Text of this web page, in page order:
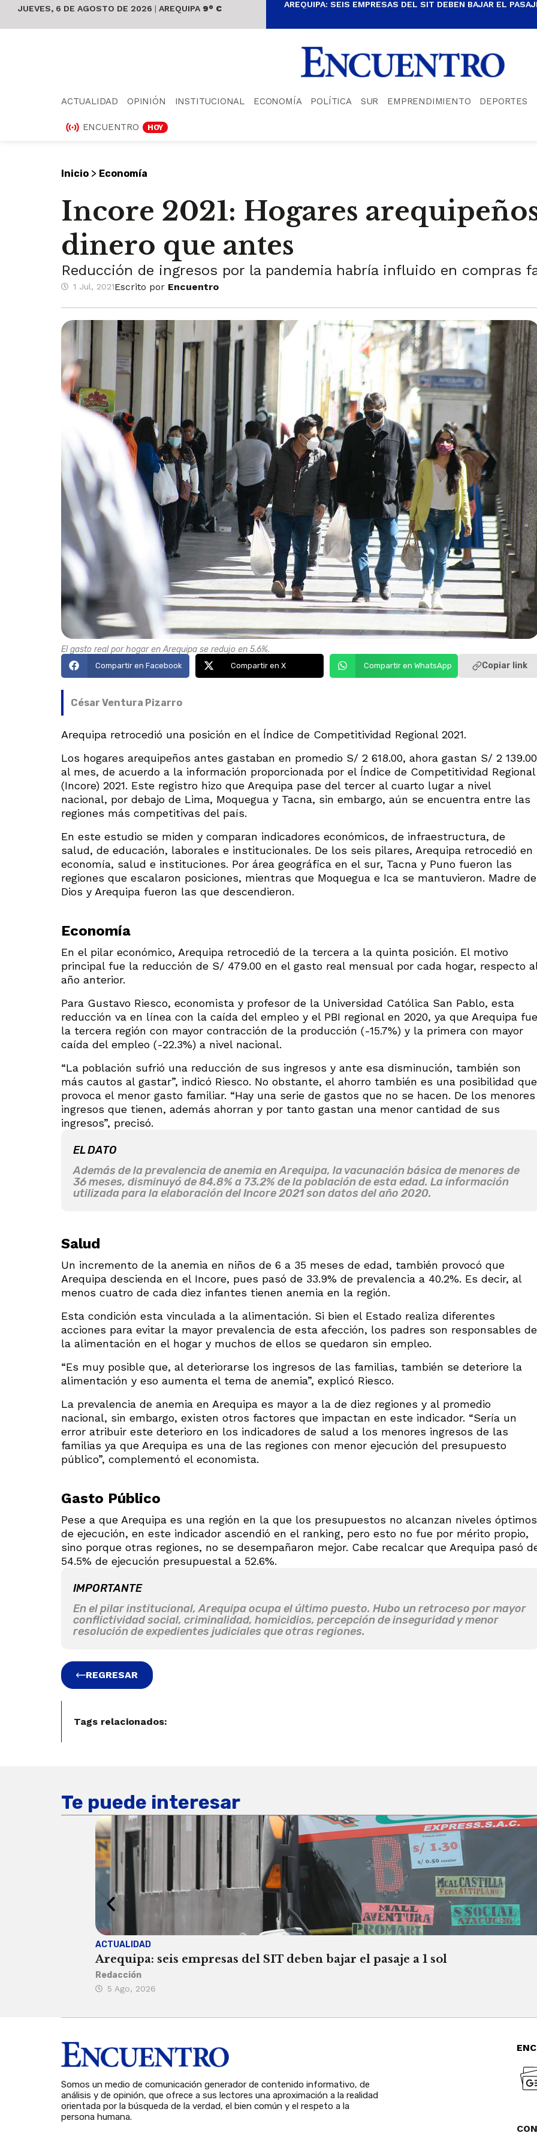
JUEVES, 6 DE AGOSTO DE 2026 | AREQUIPA 9° C AREQUIPA: SEIS EMPRESAS DEL SIT DEBEN BAJAR EL
ACTUALIDAD OPINIÓN INSTITUCIONAL ECONOMÍA POLÍTICA SUR EMPRENDIMIENTO DEPORTES
ENCUENTRO HOY
Inicio > Economía
Incore 2021: Hogares
dinero que antes
Reducción de ingresos por la pandemia habría influido en compras
1 Jul, 2021Escrito por Encuentro
El gasto real por hogar en Arequipa se redujo en 5.6%.
Compartir en Facebook Compartir en X Compartir en WhatsApp Copiar link
César Ventura Pizarro
Arequipa retrocedió una posición en el Índice de Competitividad Regional 2021.
Los hogares arequipeños antes gastaban en promedio S/ 2 618.00, ahora gastan S/ 2 139.00
al mes, de acuerdo a la información proporcionada por el Índice de Competitividad Regional
(Incore) 2021. Este registro hizo que Arequipa pase del tercer al cuarto lugar a nivel
nacional, por debajo de Lima, Moquegua y Tacna, sin embargo, aún se encuentra entre las
regiones más competitivas del país.
En este estudio se miden y comparan indicadores económicos, de infraestructura, de
salud, de educación, laborales e institucionales. De los seis pilares, Arequipa retrocedió en
economía, salud e instituciones. Por área geográfica en el sur, Tacna y Puno fueron las
regiones que escalaron posiciones, mientras que Moquegua e Ica se mantuvieron. Madre de
Dios y Arequipa fueron las que descendieron.
Economía
En el pilar económico, Arequipa retrocedió de la tercera a la quinta posición. El motivo
principal fue la reducción de S/ 479.00 en el gasto real mensual por cada hogar, respecto
año anterior.
Para Gustavo Riesco, economista y profesor de la Universidad Católica San Pablo, esta
reducción va en línea con la caída del empleo y el PBI regional en 2020, ya que Arequipa fue
la tercera región con mayor contracción de la producción (-15.7%) y la primera con mayor
caída del empleo (-22.3%) a nivel nacional.
“La población sufrió una reducción de sus ingresos y ante esa disminución, también son
más cautos al gastar”, indicó Riesco. No obstante, el ahorro también es una posibilidad que
provoca el menor gasto familiar. “Hay una serie de gastos que no se hacen. De los menores
ingresos que tienen, además ahorran y por tanto gastan una menor cantidad de sus
ingresos”, precisó.
EL DATO
Además de la prevalencia de anemia en Arequipa, la vacunación básica de menores de
36 meses, disminuyó de 84.8% a 73.2% de la población de esta edad. La información
utilizada para la elaboración del Incore 2021 son datos del año 2020.
Salud
Un incremento de la anemia en niños de 6 a 35 meses de edad, también provocó que
Arequipa descienda en el Incore, pues pasó de 33.9% de prevalencia a 40.2%. Es decir, al
menos cuatro de cada diez infantes tienen anemia en la región.
Esta condición esta vinculada a la alimentación. Si bien el Estado realiza diferentes
acciones para evitar la mayor prevalencia de esta afección, los padres son responsables de
la alimentación en el hogar y muchos de ellos se quedaron sin empleo.
“Es muy posible que, al deteriorarse los ingresos de las familias, también se deteriore la
alimentación y eso aumenta el tema de anemia”, explicó Riesco.
La prevalencia de anemia en Arequipa es mayor a la de diez regiones y al promedio
nacional, sin embargo, existen otros factores que impactan en este indicador. “Sería un
error atribuir este deterioro en los indicadores de salud a los menores ingresos de las
familias ya que Arequipa es una de las regiones con menor ejecución del presupuesto
público”, complementó el economista.
Gasto Público
Pese a que Arequipa es una región en la que los presupuestos no alcanzan niveles óptimos
de ejecución, en este indicador ascendió en el ranking, pero esto no fue por mérito propio,
sino porque otras regiones, no se desempañaron mejor. Cabe recalcar que Arequipa pasó
54.5% de ejecución presupuestal a 52.6%.
IMPORTANTE
En el pilar institucional, Arequipa ocupa el último puesto. Hubo un retroceso por mayor
conflictividad social, criminalidad, homicidios, percepción de inseguridad y menor
resolución de expedientes judiciales que otras regiones.
REGRESAR
Tags relacionados:
Te puede interesar
ACTUALIDAD
Arequipa: seis empresas del SIT deben bajar el pasaje a 1 sol
Redacción
5 Ago, 2026
Somos un medio de comunicación generador de contenido informativo, de
análisis y de opinión, que ofrece a sus lectores una aproximación a la realidad
orientada por la búsqueda de la verdad, el bien común y el respeto a la
persona humana.